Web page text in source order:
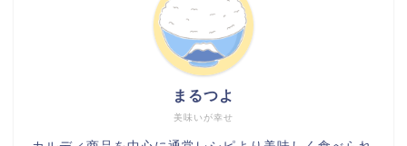
美味いが幸せ
まるつよ